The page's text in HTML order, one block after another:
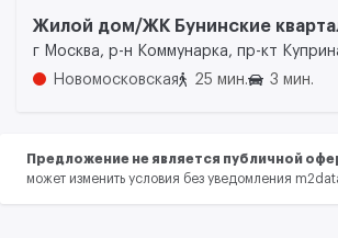
Жилой дом/ЖК Бунинские
г Москва, р-н Коммунарка, пр-кт
Новомосковская
25 мин. 3 мин.
Предложение не является публичной
может изменить условия без уведомления